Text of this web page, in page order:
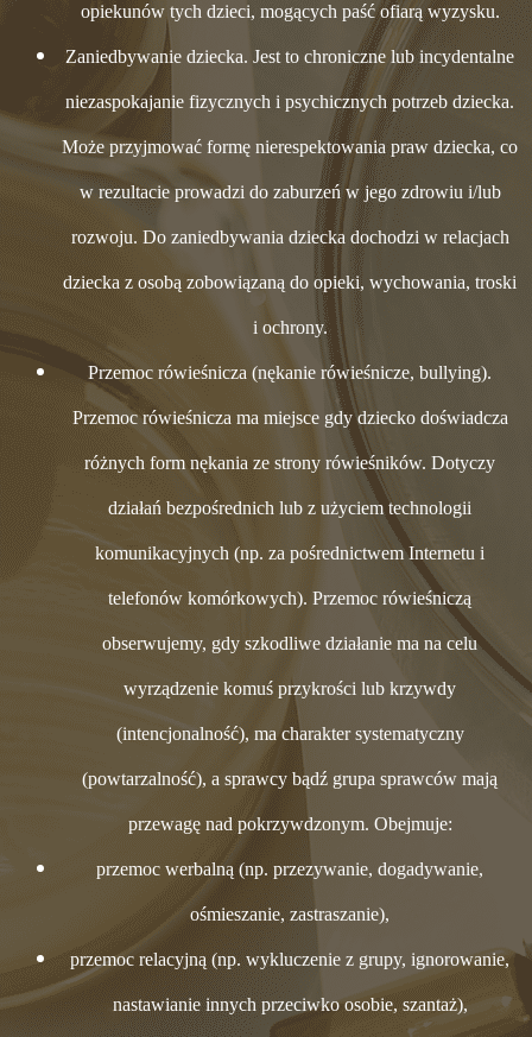
opiekunów tych dzieci, mogących paść ofiarą wyzysku.
Zaniedbywanie dziecka. Jest to chroniczne lub incydentalne
niezaspokajanie fizycznych i psychicznych potrzeb dziecka.
Może przyjmować formę nierespektowania praw dziecka, co
w rezultacie prowadzi do zaburzeń w jego zdrowiu i/lub
rozwoju. Do zaniedbywania dziecka dochodzi w relacjach
dziecka z osobą zobowiązaną do opieki, wychowania, troski
i ochrony.
Przemoc rówieśnicza (nękanie rówieśnicze, bullying).
Przemoc rówieśnicza ma miejsce gdy dziecko doświadcza
różnych form nękania ze strony rówieśników. Dotyczy
działań bezpośrednich lub z użyciem technologii
komunikacyjnych (np. za pośrednictwem Internetu i
telefonów komórkowych). Przemoc rówieśniczą
obserwujemy, gdy szkodliwe działanie ma na celu
wyrządzenie komuś przykrości lub krzywdy
(intencjonalność), ma charakter systematyczny
(powtarzalność), a sprawcy bądź grupa sprawców mają
przewagę nad pokrzywdzonym. Obejmuje:
przemoc werbalną (np. przezywanie, dogadywanie,
ośmieszanie, zastraszanie),
przemoc relacyjną (np. wykluczenie z grupy, ignorowanie,
nastawianie innych przeciwko osobie, szantaż),